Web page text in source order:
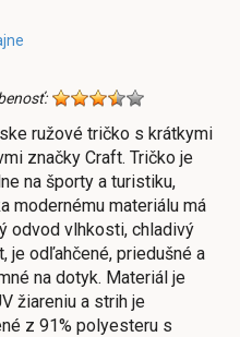
ružové tričko s krátkymi
značky Craft. Tričko je
na športy a turistiku,
modernému materiálu má
odvod vlhkosti, chladivý
je odľahčené, priedušné a
na dotyk. Materiál je
žiareniu a strih je
z 91% polyesteru s